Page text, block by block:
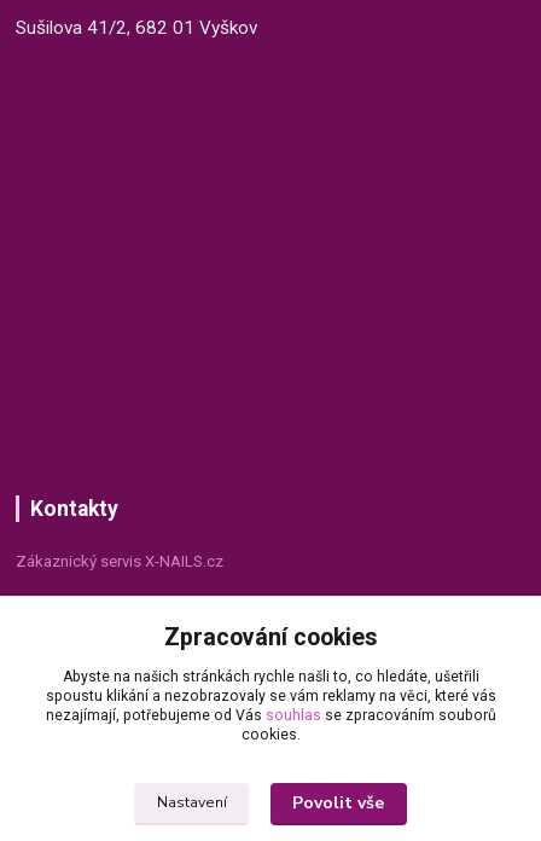
Sušilova 41/2, 682 01 Vyškov
Kontakty
Zákaznický servis X-NAILS.cz
+420 735 055 075
(Po - Pá, 8 - 16 hod.)
info@x-nails.cz
Zpracování cookies
Abyste na našich stránkách rychle našli to, co hledáte, ušetřili
spoustu klikání a nezobrazovaly se vám reklamy na věci, které vás
nezajímají, potřebujeme od Vás souhlas se zpracováním souborů
cookies.
Nastavení Povolit vše